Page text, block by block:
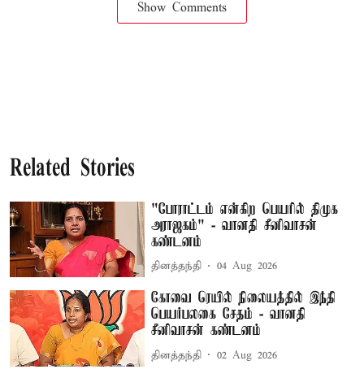
Show Comments
Related Stories
"போராட்டம் என்கிற பெயரில் திமுக
அராஜகம்" - வானதி சீனிவாசன்
கண்டனம்
தினத்தந்தி 04 Aug 2026
கோவை ரெயில் நிலையத்தில் இந்தி
பெயர்பலகை சேதம் - வானதி
சீனிவாசன் கண்டனம்
தினத்தந்தி 02 Aug 2026